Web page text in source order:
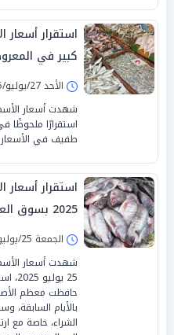
استقرار
كبير في
الأحد 27/يوليو/2025 - 09:30 ص
استقرارًا ملحوظًا
طفيف في الأسعار
2025 بسوق العبور
الجمعة 25/يوليو/2025 - 09:30 ص
شهدت أسعار
25
حافظت معظم
بالأيام
الشراء، خاصة مع